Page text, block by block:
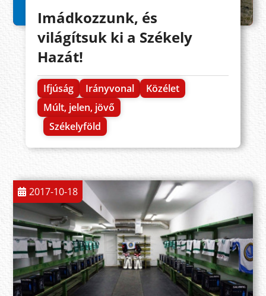
Imádkozzunk, és
világítsuk ki a Székely
Hazát!
Ifjúság Irányvonal
Közélet
Múlt, jelen, jövő
Székelyföld
2017-10-18